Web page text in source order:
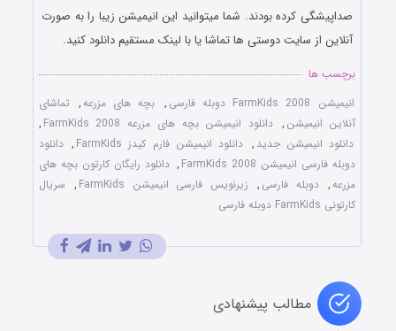
صداپیشگی کرده بودند. شما میتوانید این انیمیشن زیبا را به صورت
آنلاین از سایت دوستی ها تماشا یا با لینک مستقیم دانلود کنید.
برچسب ها
انیمیشن FarmKids 2008 دوبله فارسی
, بچه های مزرعه, تماشای
آنلاین انیمیشن , دانلود انیمیشن بچه های مزرعه FarmKids 2008
,
دانلود انیمیشن جدید , دانلود انیمیشن فارم کیدز FarmKids , دانلود
دوبله فارسی انیمیشن FarmKids 2008
, دانلود رایگان کارتون بچه های
مزرعه, دوبله فارسی , زیرنویس فارسی انیمیشن FarmKids , سریال
کارتونی FarmKids دوبله فارسی
مطالب پیشنهادی